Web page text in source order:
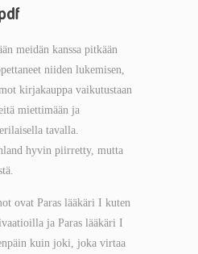
meidän kanssa pitkään
niiden lukemisen,
kirjakauppa vaikutustaan
miettimään ja
tavalla.
hyvin piirretty, mutta
ovat Paras lääkäri I kuten
ja Paras lääkäri I
kuin joki, joka virtaa